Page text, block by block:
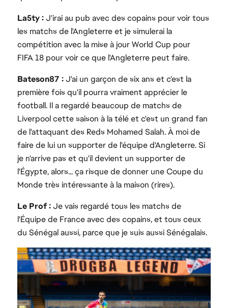
La5ty :J'irai au pub avec des copains pour voir tous
les matchs de l'Angleterre et je simulerai la
compétition avec la mise à jour World Cup pour
FIFA 18 pour voir ce que l'Angleterre peut faire.
Bateson87 :J'ai un garçon de six ans et c'est la
première fois qu'il pourra vraiment apprécier le
football. Il a regardé beaucoup de matchs de
Liverpool cette saison à la télé et c'est un grand fan
de l'attaquant des Reds Mohamed Salah. À moi de
faire de lui un supporter de l'équipe d'Angleterre. Si
je n'arrive pas et qu'il devient un supporter de
l'Égypte, alors... ça risque de donner une Coupe du
Monde très intéressante à la maison (rires).
Le Prof :Je vais regardé tous les matchs de
l'Équipe de France avec des copains, et tous ceux
du Sénégal aussi, parce que je suis aussi Sénégalais.